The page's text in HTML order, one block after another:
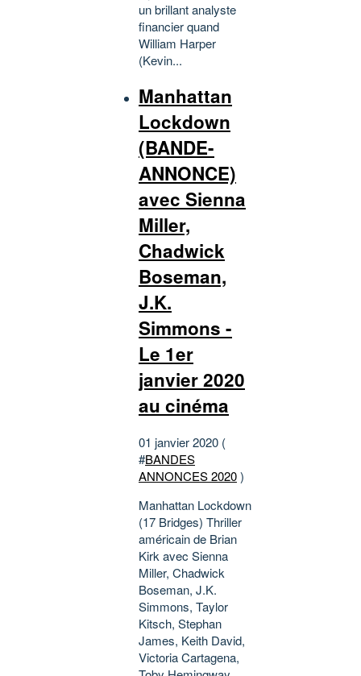
un brillant analyste
financier quand
William Harper
(Kevin...
Manhattan
Lockdown
(BANDE-
ANNONCE)
avec Sienna
Miller,
Chadwick
Boseman,
J.K.
Simmons -
Le 1er
janvier 2020
au cinéma
01 janvier 2020 (
#BANDES
ANNONCES 2020)
Manhattan Lockdown
(17 Bridges) Thriller
américain de Brian
Kirk avec Sienna
Miller, Chadwick
Boseman, J.K.
Simmons, Taylor
Kitsch, Stephan
James, Keith David,
Victoria Cartagena,